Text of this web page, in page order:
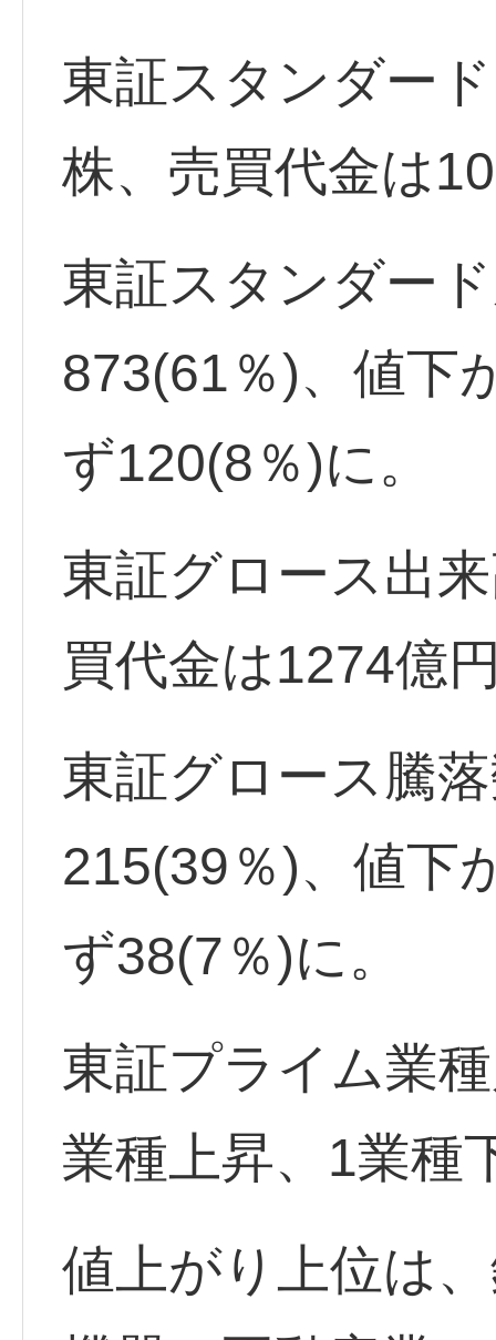
東証スタンダー
株、売買代金は
東証スタンダー
873(61％)、値下
ず120(8％)に。
東証グロース出
買代金は1274億
東証グロース騰
215(39％)、値下
ず38(7％)に。
東証プライム業
業種上昇、1業種
値上がり上位は